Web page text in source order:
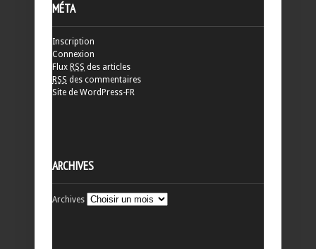
MÉTA
Inscription
Connexion
Flux RSS des articles
RSS des commentaires
Site de WordPress-FR
ARCHIVES
Archives